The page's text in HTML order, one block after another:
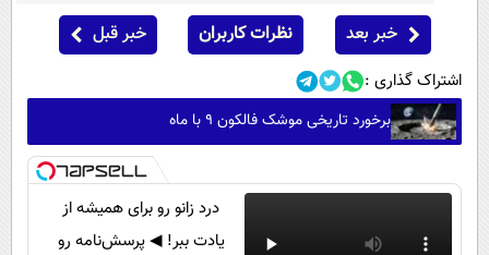
خبر بعد نظرات کاربران خبر قبل
اشتراک گذاری :
برخورد تاریخی موشک فالکون ۹ با ماه
درد زانو رو برای همیشه از
یادت ببر! ◀ پرسش‌نامه رو